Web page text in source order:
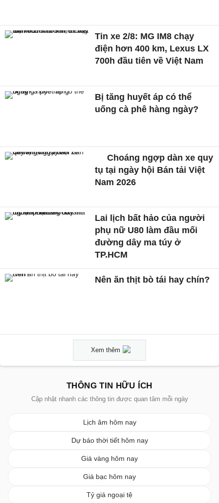
Tin xe 2/8: MG IM8 chạy
điện hơn 400 km, Lexus LX
700h đầu tiên về Việt Nam
Bị tăng huyết áp có thể
uống cà phê hàng ngày?
Choáng ngợp dàn xe quy
tụ tại ngày hội Bán tải Việt
Nam 2026
Lai lịch bất hảo của người
phụ nữ U80 làm đầu mối
đường dây ma túy ở
TP.HCM
Nên ăn thịt bò tái hay chín?
Xem thêm
THÔNG TIN HỮU ÍCH
Cập nhật nhanh các thông tin được quan tâm mỗi ngày
Lịch âm hôm nay
Dự báo thời tiết hôm nay
Giá vàng hôm nay
Giá bạc hôm nay
Tỷ giá ngoại tệ